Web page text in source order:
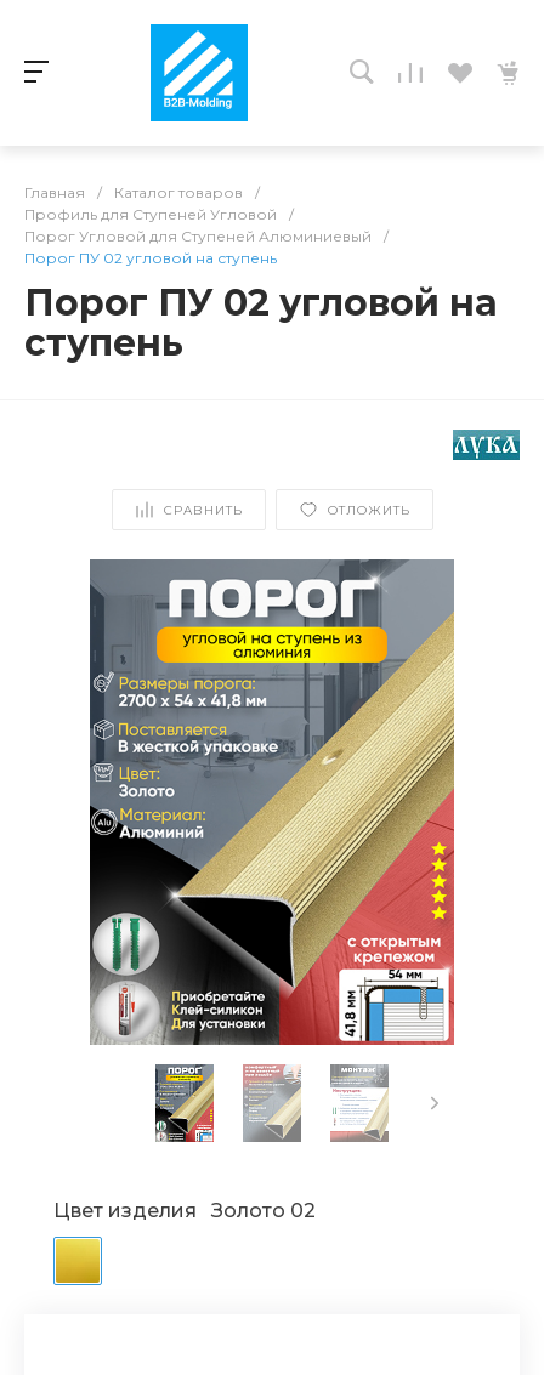
Главная / Каталог товаров
/
Профиль для Ступеней Угловой
/
Порог Угловой для Ступеней Алюминиевый
/
Порог ПУ 02 угловой на ступень
Порог ПУ 02 угловой на
ступень
СРАВНИТЬ ОТЛОЖИТЬ
Цвет изделия Золото 02